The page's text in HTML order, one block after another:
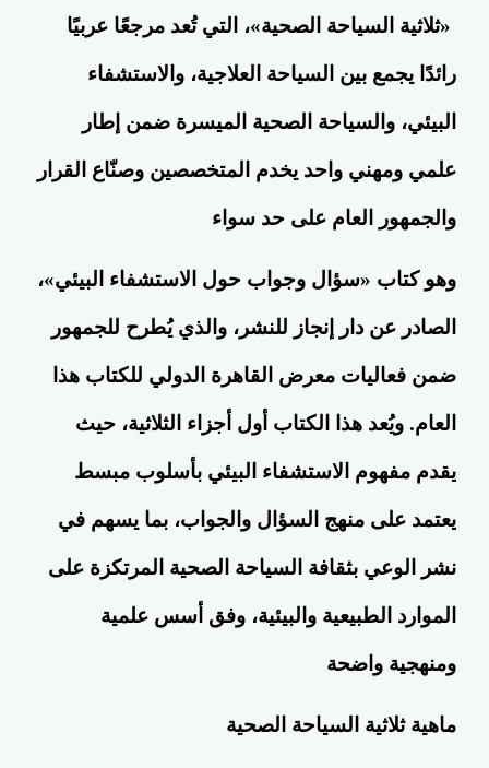
«ثلاثية السياحة الصحية»، التي تُعد مرجعًا عربيًا
رائدًا يجمع بين السياحة العلاجية، والاستشفاء
البيئي، والسياحة الصحية الميسرة ضمن إطار
علمي ومهني واحد يخدم المتخصصين وصنّاع القرار
والجمهور العام على حد سواء
وهو كتاب «سؤال وجواب حول الاستشفاء البيئي»،
الصادر عن دار إنجاز للنشر، والذي يُطرح للجمهور
ضمن فعاليات معرض القاهرة الدولي للكتاب هذا
العام. ويُعد هذا الكتاب أول أجزاء الثلاثية، حيث
يقدم مفهوم الاستشفاء البيئي بأسلوب مبسط
يعتمد على منهج السؤال والجواب، بما يسهم في
نشر الوعي بثقافة السياحة الصحية المرتكزة على
الموارد الطبيعية والبيئية، وفق أسس علمية
ومنهجية واضحة
ماهية ثلاثية السياحة الصحية